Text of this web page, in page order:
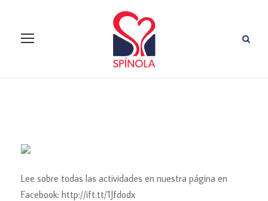
Lee sobre todas las actividades en nuestra página en
Facebook: http://ift.tt/1Jfdodx